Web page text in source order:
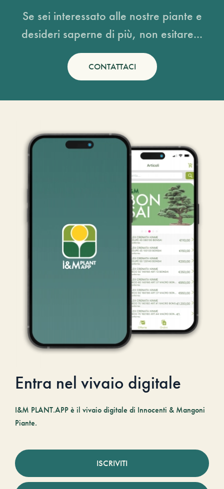
Se sei interessato alle nostre piante e
desideri saperne di più, non esitare...
CONTATTACI
Entra nel vivaio digitale
I&M PLANT.APP è il vivaio digitale di Innocenti & Mangoni
Piante.
ISCRIVITI